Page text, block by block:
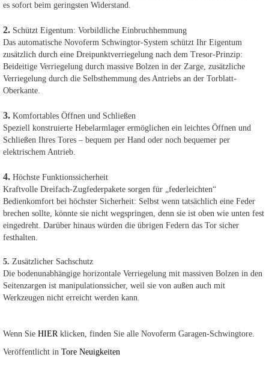
es sofort beim geringsten Widerstand.
2. Schützt Eigentum: Vorbildliche Einbruchhemmung
Das automatische Novoferm Schwingtor-System schützt Ihr Eigentum
zusätzlich durch eine Dreipunktverriegelung nach dem Tresor-Prinzip:
Beideitige Verriegelung durch massive Bolzen in der Zarge, zusätzliche
Verriegelung durch die Selbsthemmung des Antriebs an der Torblatt-
Oberkante.
3. Komfortables Öffnen und Schließen
Speziell konstruierte Hebelarmlager ermöglichen ein leichtes Öffnen und
Schließen Ihres Tores – bequem per Hand oder noch bequemer per
elektrischem Antrieb.
4. Höchste Funktionssicherheit
Kraftvolle Dreifach-Zugfederpakete sorgen für „federleichten“
Bedienkomfort bei höchster Sicherheit: Selbst wenn tatsächlich eine Feder
brechen sollte, könnte sie nicht wegspringen, denn sie ist oben wie unten fest
eingedreht. Darüber hinaus würden die übrigen Federn das Tor sicher
festhalten.
5. Zusätzlicher Sachschutz
Die bodenunabhängige horizontale Verriegelung mit massiven Bolzen in den
Seitenzargen ist manipulationssicher, weil sie von außen auch mit
Werkzeugen nicht erreicht werden kann.
Wenn Sie HIERklicken, finden Sie alle Novoferm Garagen-Schwingtore.
Veröffentlicht in Tore Neuigkeiten